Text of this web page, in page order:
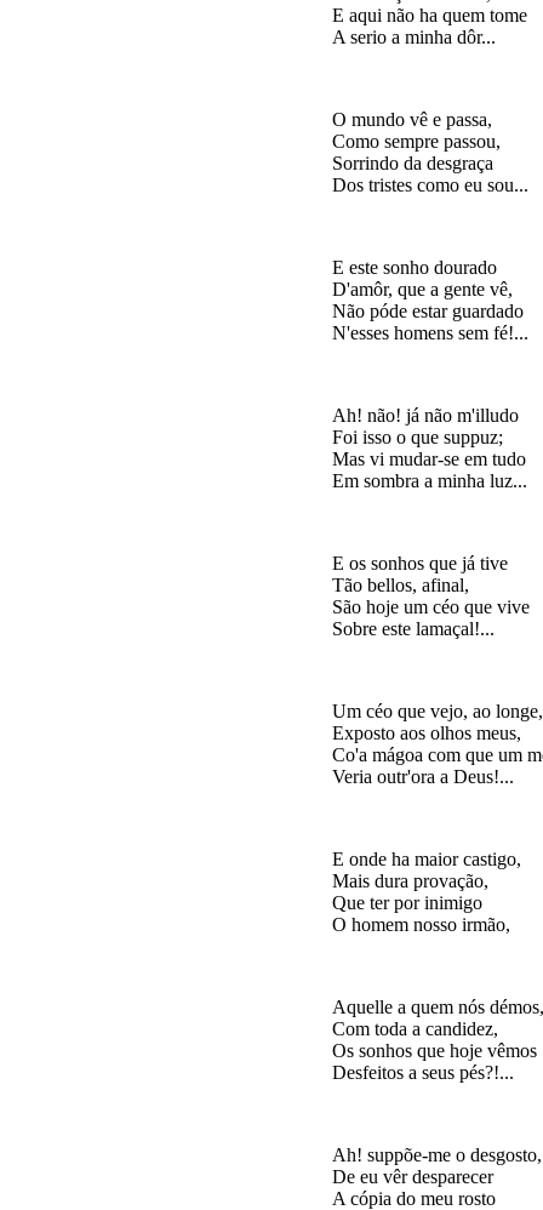
E aqui não ha quem tome
O mundo vê e passa,
Como sempre passou,
Sorrindo da desgraça
E este sonho dourado
D'amôr, que a gente vê,
Não póde estar guardado
Ah! não! já não m'illudo
Foi isso o que suppuz;
Mas vi mudar-se em tudo
E os sonhos que já tive
Tão bellos, afinal,
São hoje um céo que vive
Um céo que vejo, ao longe,
Exposto aos olhos meus,
Co'a mágoa com que um
E onde ha maior castigo,
Mais dura provação,
Que ter por inimigo
Aquelle a quem nós démos,
Com toda a candidez,
Os sonhos que hoje vêmos
Ah! suppõe-me o desgosto,
De eu vêr desparecer
A cópia do meu rosto